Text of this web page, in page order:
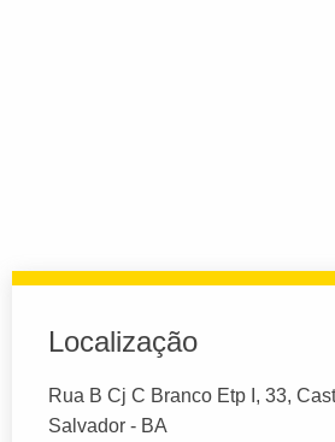
Localização
Rua B Cj C Branco Etp I, 33,
Salvador - BA